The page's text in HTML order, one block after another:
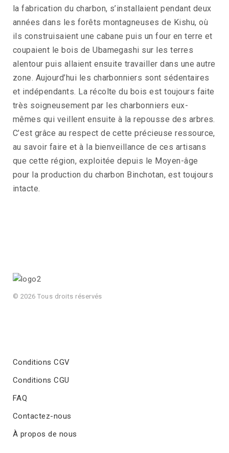
la fabrication du charbon, s’installaient pendant deux
années dans les forêts montagneuses de Kishu, où
ils construisaient une cabane puis un four en terre et
coupaient le bois de Ubamegashi sur les terres
alentour puis allaient ensuite travailler dans une autre
zone. Aujourd’hui les charbonniers sont sédentaires
et indépendants. La récolte du bois est toujours faite
très soigneusement par les charbonniers eux-
mêmes qui veillent ensuite à la repousse des arbres.
C’est grâce au respect de cette précieuse ressource,
au savoir faire et à la bienveillance de ces artisans
que cette région, exploitée depuis le Moyen-âge
pour la production du charbon Binchotan, est toujours
intacte.
© 2026 Tous droits réservés
Conditions CGV
Conditions CGU
FAQ
Contactez-nous
À propos de nous